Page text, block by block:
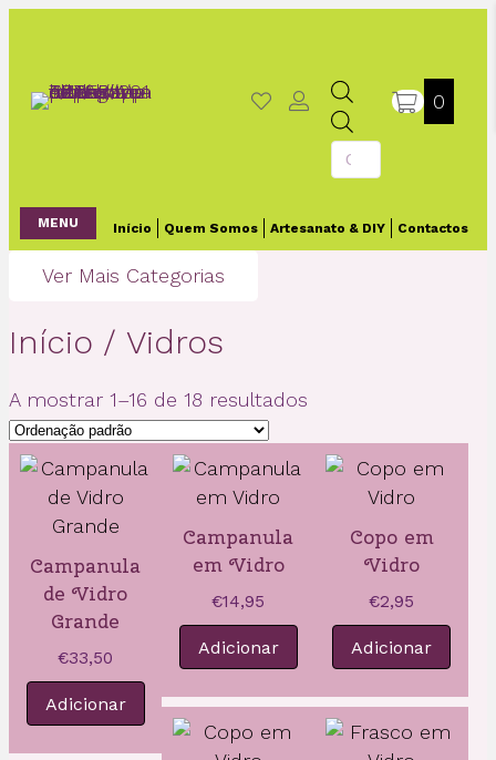
Products
search
0
MENU Início Quem Somos Artesanato & DIY Contactos
Início / Vidros
A mostrar 1–16 de 18 resultados
Campanula
de Vidro
Grande
€33,50
Adicionar
Campanula
em Vidro
€14,95
Adicionar
Copo em
Vidro
€2,95
Adicionar
Ver Mais Categorias